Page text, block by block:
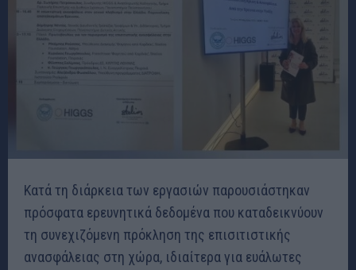
Κατά τη διάρκεια των εργασιών παρουσιάστηκαν
πρόσφατα ερευνητικά δεδομένα που καταδεικνύουν
τη συνεχιζόμενη πρόκληση της επισιτιστικής
ανασφάλειας στη χώρα, ιδιαίτερα για ευάλωτες